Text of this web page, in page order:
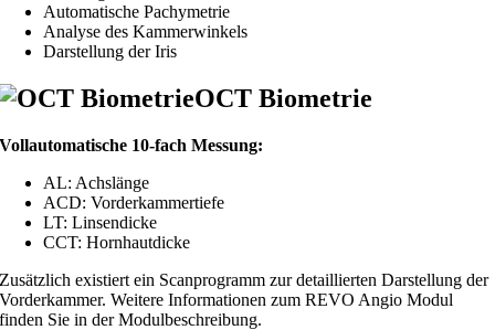
Automatische Pachymetrie
Analyse des Kammerwinkels
Darstellung der Iris
OCT Biometrie
Vollautomatische 10-fach Messung:
AL: Achslänge
ACD: Vorderkammertiefe
LT: Linsendicke
CCT: Hornhautdicke
Zusätzlich existiert ein Scanprogramm zur detaillierten Darstellung der
Vorderkammer. Weitere Informationen zum REVO Angio Modul
finden Sie in der Modulbeschreibung.